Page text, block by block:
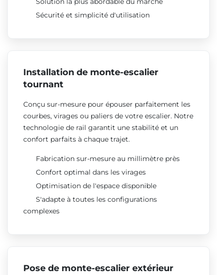
Sécurité et simplicité d'utilisation
Installation de monte-escalier
tournant
Conçu sur-mesure pour épouser parfaitement les
courbes, virages ou paliers de votre escalier. Notre
technologie de rail garantit une stabilité et un
confort parfaits à chaque trajet.
Fabrication sur-mesure au millimètre près
Confort optimal dans les virages
Optimisation de l'espace disponible
S'adapte à toutes les configurations
complexes
Pose de monte-escalier extérieur